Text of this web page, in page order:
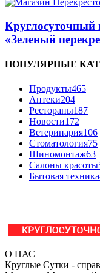
Круглосуточный
«Зеленый
ПОПУЛЯРНЫЕ
Продукты465
Аптеки204
Рестораны187
Новости172
Ветеринария106
Стоматология75
Шиномонтаж63
Салоны красоты
Бытовая техника
О НАС
Круглые Сутки -